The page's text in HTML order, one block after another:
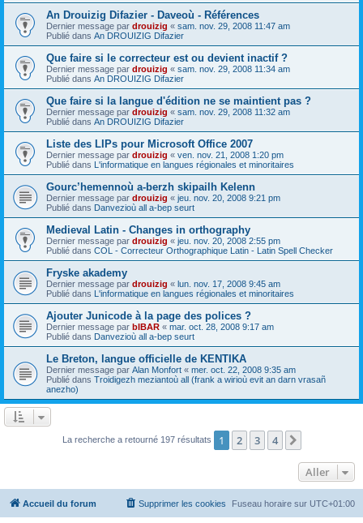
An Drouizig Difazier - Daveoù - Références
Dernier message par drouizig « sam. nov. 29, 2008 11:47 am
Publié dans An DROUIZIG Difazier
Que faire si le correcteur est ou devient inactif ?
Dernier message par drouizig « sam. nov. 29, 2008 11:34 am
Publié dans An DROUIZIG Difazier
Que faire si la langue d'édition ne se maintient pas ?
Dernier message par drouizig « sam. nov. 29, 2008 11:32 am
Publié dans An DROUIZIG Difazier
Liste des LIPs pour Microsoft Office 2007
Dernier message par drouizig « ven. nov. 21, 2008 1:20 pm
Publié dans L'informatique en langues régionales et minoritaires
Gourc’hemennoù a-berzh skipailh Kelenn
Dernier message par drouizig « jeu. nov. 20, 2008 9:21 pm
Publié dans Danvezioù all a-bep seurt
Medieval Latin - Changes in orthography
Dernier message par drouizig « jeu. nov. 20, 2008 2:55 pm
Publié dans COL - Correcteur Orthographique Latin - Latin Spell Checker
Fryske akademy
Dernier message par drouizig « lun. nov. 17, 2008 9:45 am
Publié dans L'informatique en langues régionales et minoritaires
Ajouter Junicode à la page des polices ?
Dernier message par bIBAR « mar. oct. 28, 2008 9:17 am
Publié dans Danvezioù all a-bep seurt
Le Breton, langue officielle de KENTIKA
Dernier message par Alan Monfort « mer. oct. 22, 2008 9:35 am
Publié dans Troidigezh meziantoù all (frank a wirioù evit an darn vrasañ
anezho)
La recherche a retourné 197 résultats 1 2 3 4
Aller
Accueil du forum Fuseau horaire sur UTC+01:00
Supprimer les cookies